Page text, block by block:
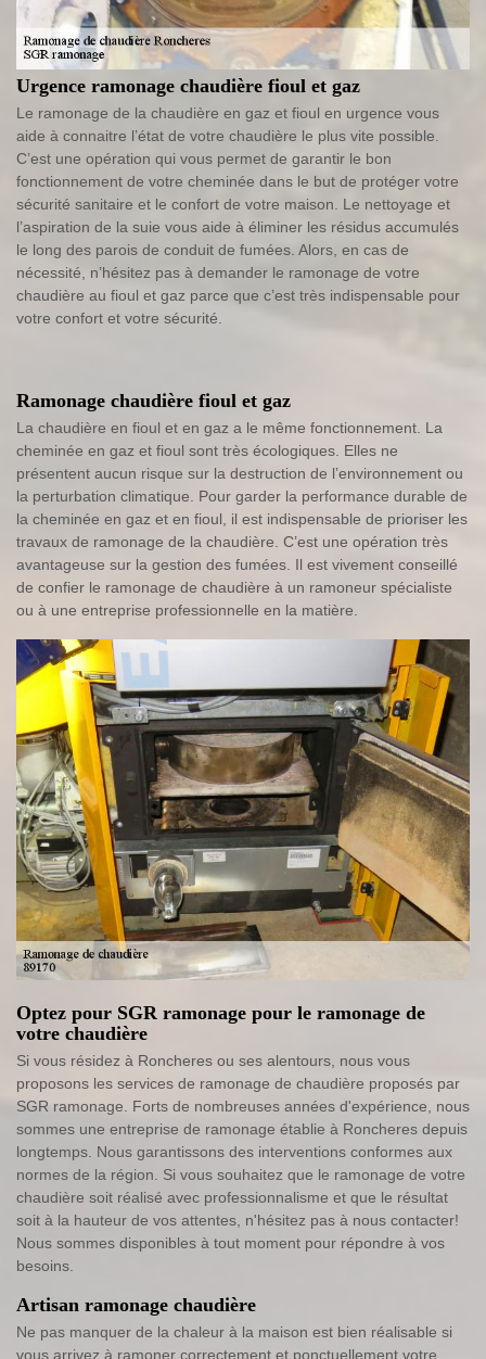
Urgence ramonage chaudière fioul et gaz
Le ramonage de la chaudière en gaz et fioul en urgence vous
aide à connaitre l’état de votre chaudière le plus vite possible.
C’est une opération qui vous permet de garantir le bon
fonctionnement de votre cheminée dans le but de protéger votre
sécurité sanitaire et le confort de votre maison. Le nettoyage et
l’aspiration de la suie vous aide à éliminer les résidus accumulés
le long des parois de conduit de fumées. Alors, en cas de
nécessité, n’hésitez pas à demander le ramonage de votre
chaudière au fioul et gaz parce que c’est très indispensable pour
votre confort et votre sécurité.
Ramonage chaudière fioul et gaz
La chaudière en fioul et en gaz a le même fonctionnement. La
cheminée en gaz et fioul sont très écologiques. Elles ne
présentent aucun risque sur la destruction de l’environnement ou
la perturbation climatique. Pour garder la performance durable de
la cheminée en gaz et en fioul, il est indispensable de prioriser les
travaux de ramonage de la chaudière. C’est une opération très
avantageuse sur la gestion des fumées. Il est vivement conseillé
de confier le ramonage de chaudière à un ramoneur spécialiste
ou à une entreprise professionnelle en la matière.
Optez pour SGR ramonage pour le ramonage de
votre chaudière
Si vous résidez à Roncheres ou ses alentours, nous vous
proposons les services de ramonage de chaudière proposés par
SGR ramonage. Forts de nombreuses années d'expérience, nous
sommes une entreprise de ramonage établie à Roncheres depuis
longtemps. Nous garantissons des interventions conformes aux
normes de la région. Si vous souhaitez que le ramonage de votre
chaudière soit réalisé avec professionnalisme et que le résultat
soit à la hauteur de vos attentes, n'hésitez pas à nous contacter!
Nous sommes disponibles à tout moment pour répondre à vos
besoins.
Artisan ramonage chaudière
Ne pas manquer de la chaleur à la maison est bien réalisable si
vous arrivez à ramoner correctement et ponctuellement votre